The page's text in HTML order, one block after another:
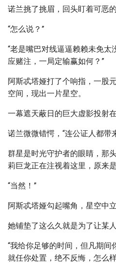
诺兰挑了挑眉，回头盯着可恶
“怎么说？”
“老是嘴巴对线逼逼赖赖未免
应赌注，一局定输赢如何？”
阿斯忒塔娅打了个响指，一股
空间，现出一片星空。
一幕遮天蔽日的巨大虚影投射
诺兰微微错愕，“连公证人都带
群星是时光守护者的眼睛，那
莉巨龙正在注视着这里，原来是
“当然！”
阿斯忒塔娅勾起嘴角，星空中
她铺垫了这么久就是为了让某
“我给你足够的时间，但凡期
就任你处置，绝不反悔，怎么